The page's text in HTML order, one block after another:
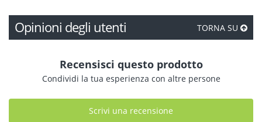
Opinioni degli utenti TORNA SU
Recensisci questo prodotto
Condividi la tua esperienza con altre persone
Scrivi una recensione